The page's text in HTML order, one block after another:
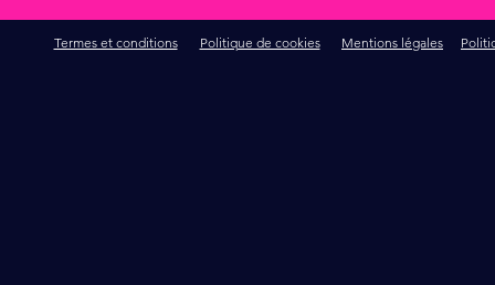
Termes et conditions Politique de cookies Mentions légales